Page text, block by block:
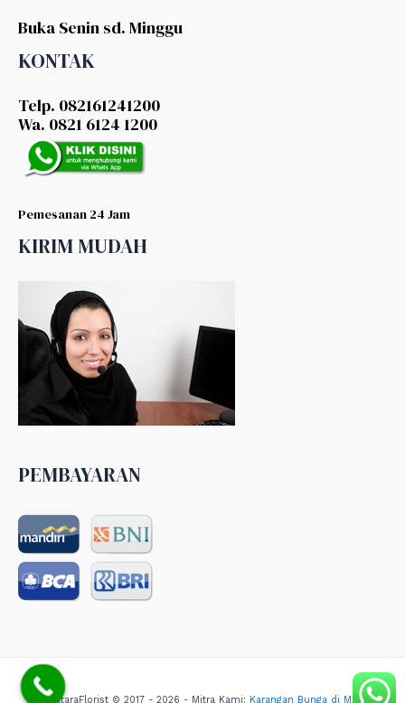
Buka Senin sd. Minggu
KONTAK
Telp. 082161241200
Wa. 0821 6124 1200
Pemesanan 24 Jam
KIRIM MUDAH
PEMBAYARAN
NusantaraFlorist © 2017 - 2026 - Mitra Kami: Karangan Bunga di Medan